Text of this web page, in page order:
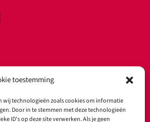
toestemming
wij technologieën zoals cookies om informatie
Door in te stemmen met deze technologieën
ID's op deze site verwerken. Als je geen